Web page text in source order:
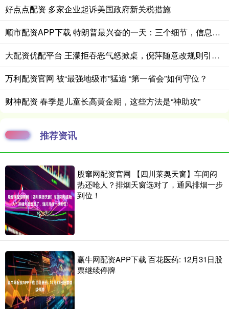
好点点配资 多家企业起诉美国政府新关税措施
顺市配资APP下载 特朗普最兴奋的一天：三个细节，信息量很大
大配资优配平台 王濛拒吞恶气怒掀桌，倪萍随意改规则引众怒
万利配资官网 被“最强地级市”猛追 “第一省会”如何守位？
财神配资 春季是儿童长高黄金期，这些方法是“神助攻”
推荐资讯
股窜网配资官网 【四川莱奥天窗】车间闷
热还呛人？排烟天窗选对了，通风排烟一步
到位！
赢牛网配资APP下载 百花医药: 12月31日股
票继续停牌